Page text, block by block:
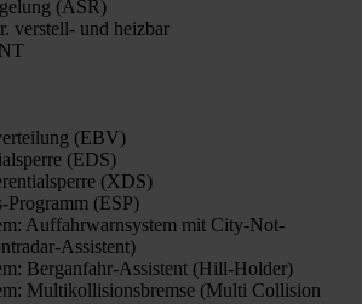
(ASR)
ver­stell- und heiz­bar
(EBV)
(EDS)
(XDS)
Pro­gramm (ESP)
Auf­fahr­warn­sys­tem mit City-Not­
Assis­tent)
Berg­an­fahr-Assis­tent (Hill-Hol­der)
Mul­ti­kol­li­si­ons­brem­se (Mul­ti Col­li­si­on